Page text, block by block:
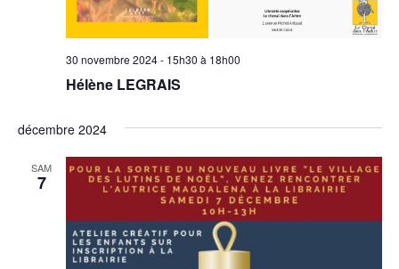
Hélène LEGRAIS
30 novembre 2024 - 15h30 à 18h00
décembre 2024
SAM
7